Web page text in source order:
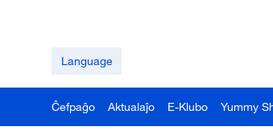
Language
Ĉefpaĝo Aktualaĵo E-Klubo Yummy